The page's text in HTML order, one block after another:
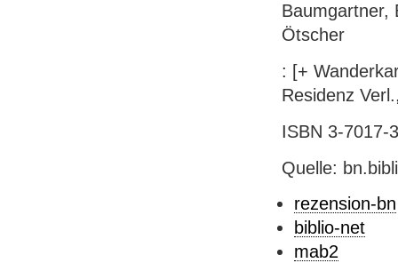
Baumgartner,
Ötscher
: [+
Residenz
ISBN 3-7017-
Quelle:
rezension-bn
biblio-net
mab2